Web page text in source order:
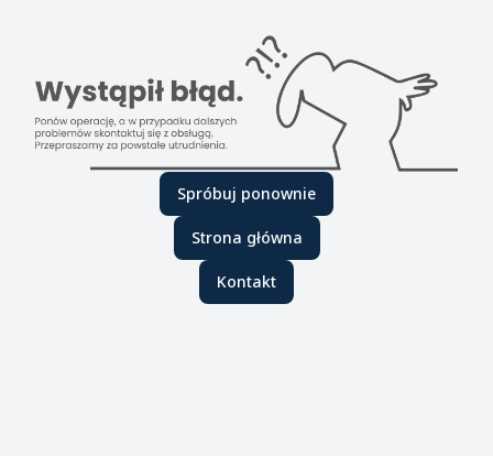
Spróbuj ponownie
Strona główna
Kontakt